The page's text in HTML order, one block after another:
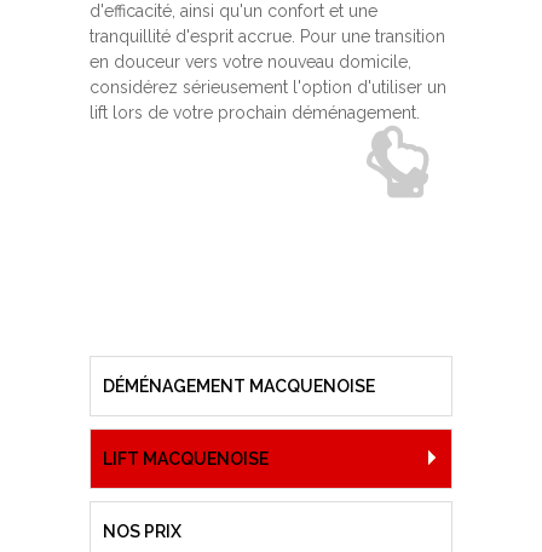
d'efficacité, ainsi qu'un confort et une
tranquillité d'esprit accrue. Pour une transition
en douceur vers votre nouveau domicile,
considérez sérieusement l'option d'utiliser un
lift lors de votre prochain déménagement.
DÉMÉNAGEMENT MACQUENOISE
LIFT MACQUENOISE
NOS PRIX